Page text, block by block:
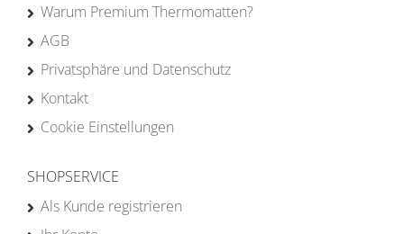
Warum Premium Thermomatten?
AGB
Privatsphäre und Datenschutz
Kontakt
Cookie Einstellungen
SHOPSERVICE
Als Kunde registrieren